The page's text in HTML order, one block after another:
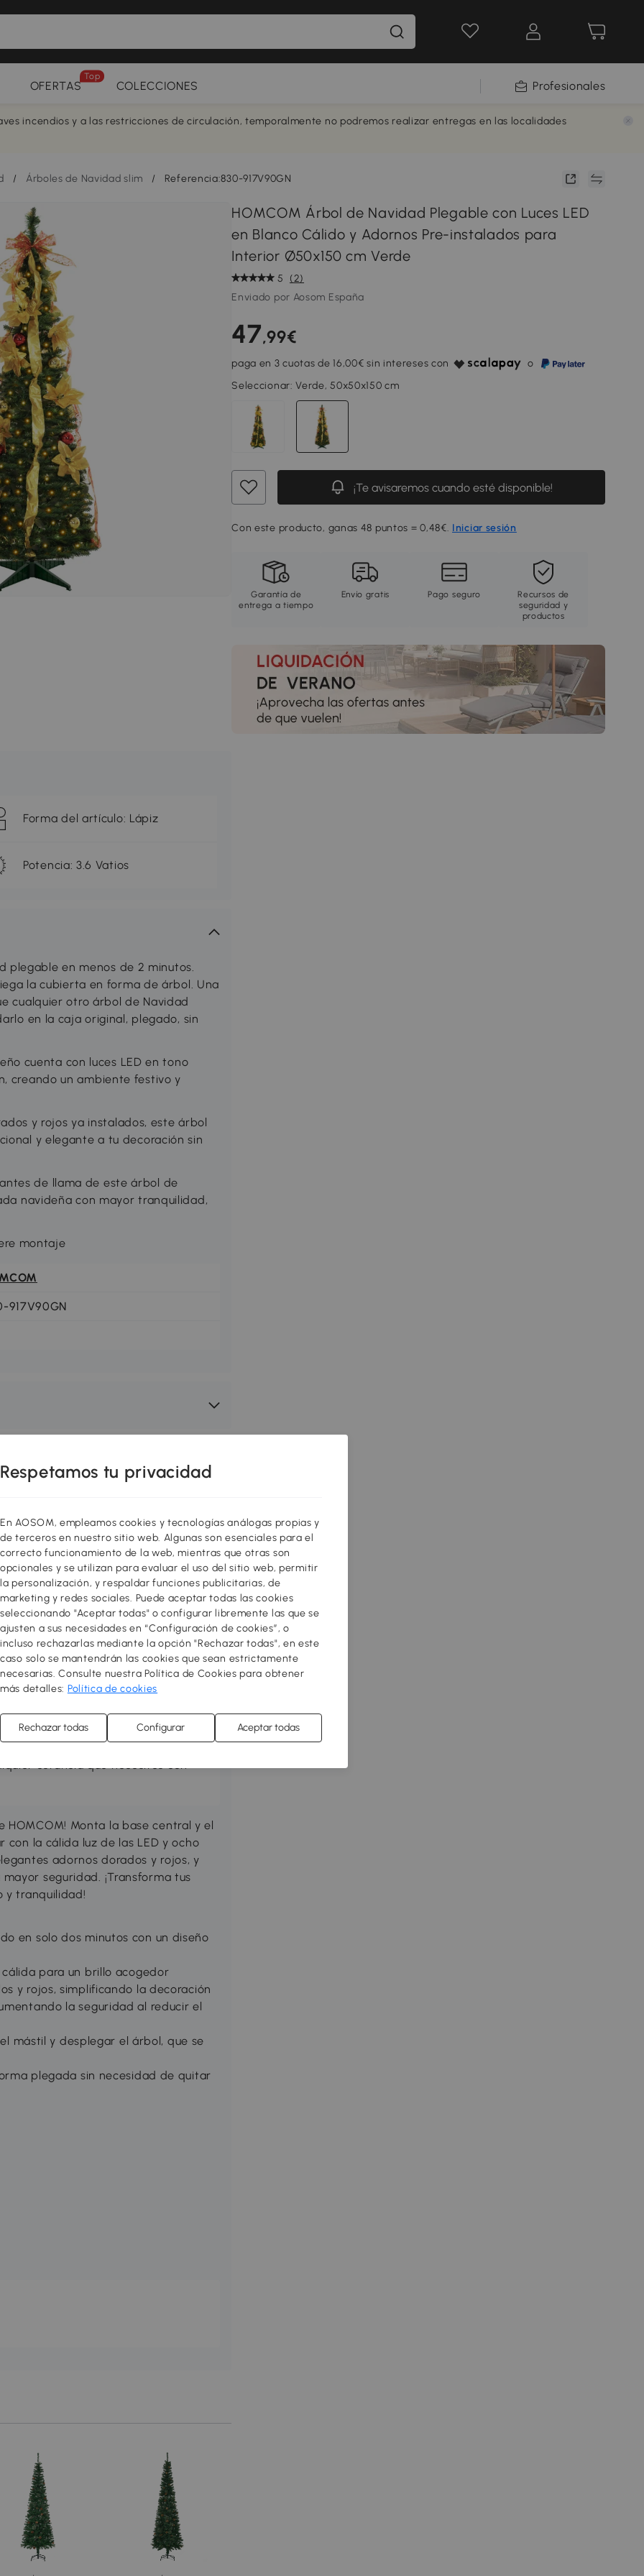
OFERTAS
Top
COLECCIONES Profesionales
incendios y a las restricciones de circulación, temporalmente no podremos realizar entregas en las localidades
/ Árboles de Navidad slim / Referencia:830-917V90GN
HOMCOM Árbol de Navidad Plegable con Luces LED
en Blanco Cálido y Adornos Pre-instalados para
Interior Ø50x150 cm Verde
5
(2)
Enviado por Aosom España
47,99€
paga en 3 cuotas de 16,00€ sin intereses con
o
Seleccionar:Verde, 50x50x150 cm
¡Te avisaremos cuando esté disponible!
Con este producto, ganas 48 puntos = 0,48€. Iniciar sesión
Garantía de
entrega a tiempo
Envío gratis Pago seguro
Recursos de
seguridad y
productos
Forma del artículo: Lápiz
Potencia: 3.6 Vatios
plegable en menos de 2 minutos.
la cubierta en forma de árbol. Una
cualquier otro árbol de Navidad
en la caja original, plegado, sin
cuenta con luces LED en tono
creando un ambiente festivo y
y rojos ya instalados, este árbol
y elegante a tu decoración sin
de llama de este árbol de
navideña con mayor tranquilidad,
montaje
917V90GN
y funcional! Redecora o
con muebles de diseño al mejor
entre varios estilos para sentirte
a tu hogar! Puedes hacer tu
almacenamiento, mejorar el salón,
estancia que necesites con
Monta la base central y el
la cálida luz de las LED y ocho
adornos dorados y rojos, y
seguridad. ¡Transforma tus
y tranquilidad!
en solo dos minutos con un diseño
para un brillo acogedor
y rojos, simplificando la decoración
la seguridad al reducir el
mástil y desplegar el árbol, que se
plegada sin necesidad de quitar
Respetamos tu privacidad
En AOSOM, empleamos cookies y tecnologías análogas propias y
de terceros en nuestro sitio web. Algunas son esenciales para el
correcto funcionamiento de la web, mientras que otras son
opcionales y se utilizan para evaluar el uso del sitio web, permitir
la personalización, y respaldar funciones publicitarias, de
marketing y redes sociales. Puede aceptar todas las cookies
seleccionando "Aceptar todas" o configurar libremente las que se
ajusten a sus necesidades en “Configuración de cookies”, o
incluso rechazarlas mediante la opción "Rechazar todas", en este
caso solo se mantendrán las cookies que sean estrictamente
necesarias. Consulte nuestra Política de Cookies para obtener
más detalles: Política de cookies
Rechazar todas Configurar Aceptar todas